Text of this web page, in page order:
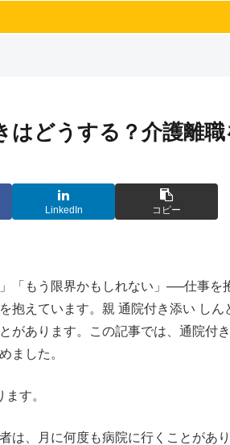
どうする？介護離
LinkedIn コピー
「もう限界かもしれない」──仕事を
抱えています。親 通院付き添い しん
があります。この記事では、通院付
ました。
す。
は、月に何度も病院に行くことがあ